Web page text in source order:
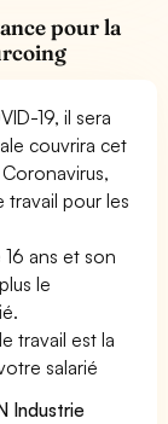
pour la
19, il sera
couvrira cet
travail pour les
ans et son
le
travail est la
salarié
Industrie